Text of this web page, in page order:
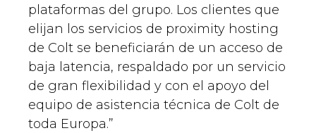
plataformas del grupo. Los clientes que
elijan los servicios de proximity hosting
de Colt se beneficiarán de un acceso de
baja latencia, respaldado por un servicio
de gran flexibilidad y con el apoyo del
equipo de asistencia técnica de Colt de
toda Europa.”